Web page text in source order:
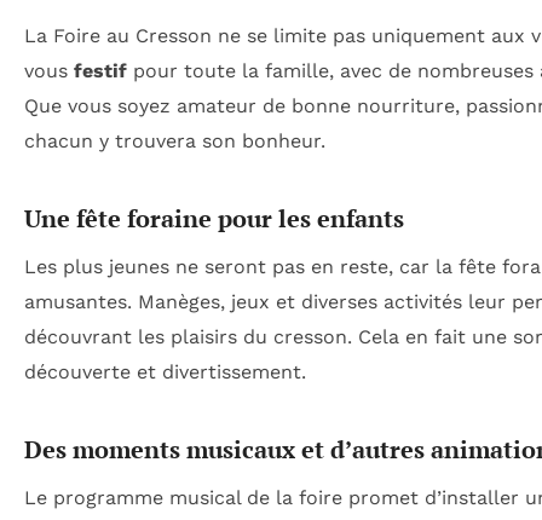
La Foire au Cresson ne se limite pas uniquement aux
vous festif pour toute la famille, avec de
Que vous soyez amateur de bonne nourriture,
chacun y trouvera son bonheur.
Une fête foraine pour les enfants
Les plus jeunes ne seront pas en reste, car la fête
amusantes. Manèges, jeux et diverses activités leur
découvrant les plaisirs du cresson. Cela en fait une
découverte et divertissement.
Des moments musicaux et d’autres
Le programme musical de la foire promet d’installer